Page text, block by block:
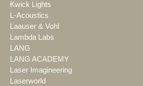
Kwick Lights
L-Acoustics
Laauser & Vohl
Lambda Labs
LANG
LANG ACADEMY
Laser Imagineering
Laserworld